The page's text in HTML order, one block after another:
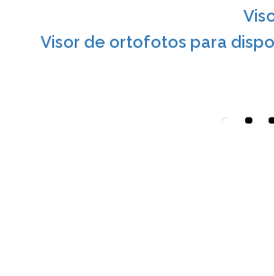
Visor de ortofotos para